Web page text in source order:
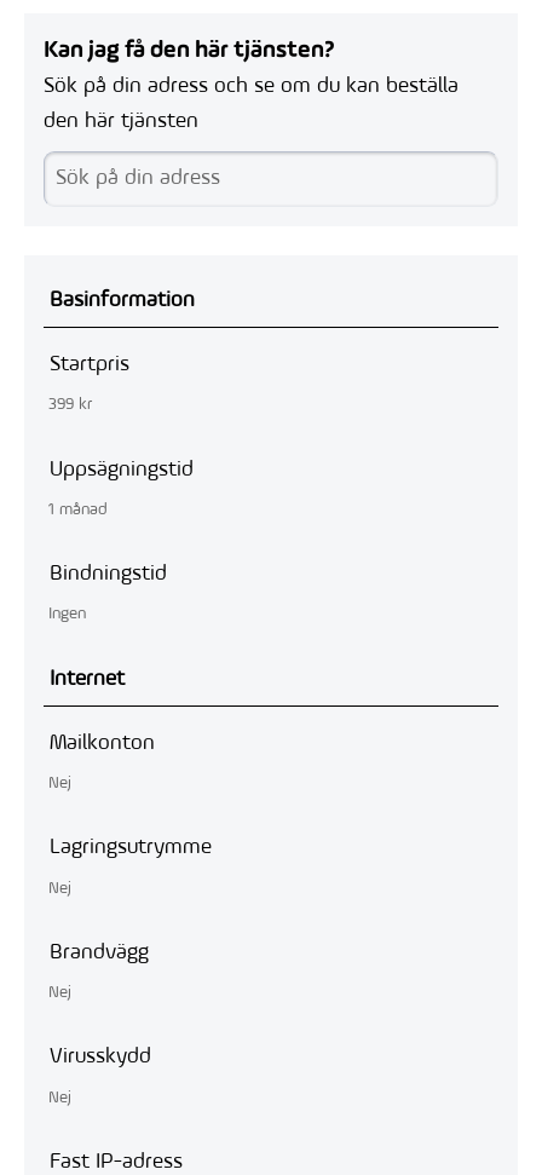
Kan jag få den här tjänsten?
Sök på din adress och se om du kan beställa
den här tjänsten
Basinformation
Startpris
399 kr
Uppsägningstid
1 månad
Bindningstid
Ingen
Internet
Mailkonton
Nej
Lagringsutrymme
Nej
Brandvägg
Nej
Virusskydd
Nej
Fast IP-adress